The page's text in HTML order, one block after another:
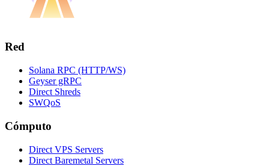
Red
Solana RPC (HTTP/WS)
Geyser gRPC
Direct Shreds
SWQoS
Cómputo
Direct VPS Servers
Direct Baremetal Servers